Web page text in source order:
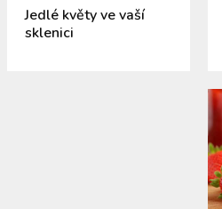
Jedlé květy ve vaší
sklenici